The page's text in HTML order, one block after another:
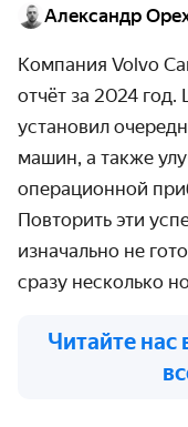
Александр
Компания Volvo
отчёт за 2024
установил
машин, а также
операционной
Повторить эти
изначально не
сразу несколько
Читайте нас